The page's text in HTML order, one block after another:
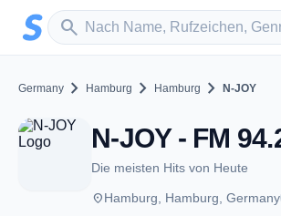
Zum Hauptinhalt springen
search
Sender suchen
Germany chevron_right Hamburg chevron_right Hamburg chevron_right N-JOY
Die meisten Hits von Heute
placeHamburg, Hamburg, Germany